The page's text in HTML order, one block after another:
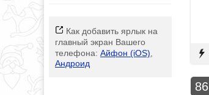
Как добавить ярлык на
главный экран Вашего
телефона: Айфон (iOS)
Андроид
86